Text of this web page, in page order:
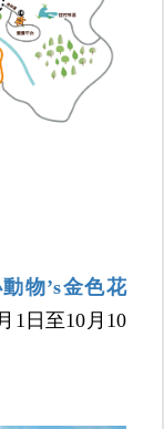
物’s金色花
1日至10月10